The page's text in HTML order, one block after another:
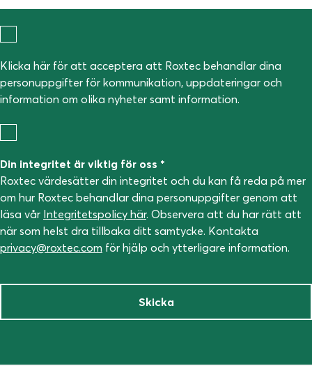
Klicka här för att acceptera att Roxtec behandlar dina
personuppgifter för kommunikation, uppdateringar och
information om olika nyheter samt information.
Din integritet är viktig för oss *
Roxtec värdesätter din integritet och du kan få reda på mer
om hur Roxtec behandlar dina personuppgifter genom att
läsa vår Integritetspolicy här. Observera att du har rätt att
när som helst dra tillbaka ditt samtycke. Kontakta
privacy@roxtec.com för hjälp och ytterligare information.
Skicka